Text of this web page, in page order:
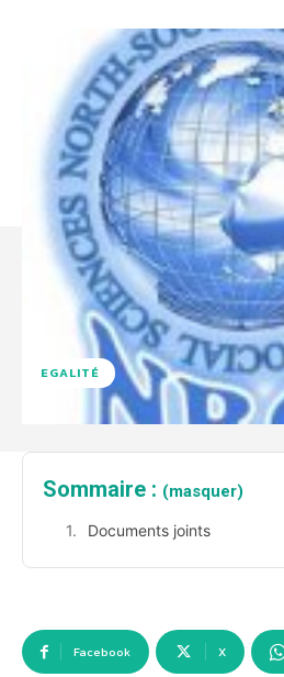
EGALITÉ
Sommaire : (masquer)
Documents joints
Facebook X